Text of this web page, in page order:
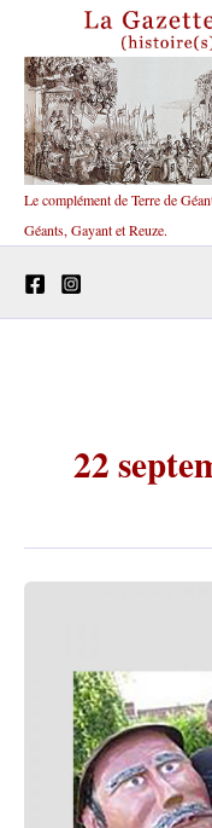
contenu
Le complément de Terre de
Géants, Gayant et Reuze.
22